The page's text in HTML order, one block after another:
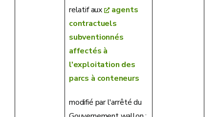
relatif aux
agents
contractuels
subventionnés
affectés à
l'exploitation des
parcs à conteneurs
modifié par l'arrêté du